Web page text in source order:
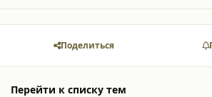
Поделиться
Перейти к списку тем